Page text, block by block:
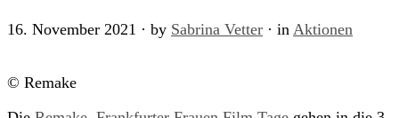
16. November 2021 · by Sabrina Vetter · in Aktionen
© Remake